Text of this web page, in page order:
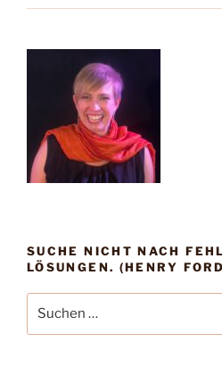
SUCHE NICHT NACH
LÖSUNGEN. (HENRY
nach: